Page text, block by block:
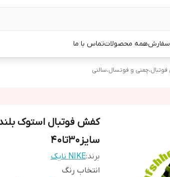
سفارشهمه محصولاتتماس با ما
و فوتسال،سالنی
کفش فوتبال استوک
سایز30تا40
برند:NIKE نایک
انتخاب رنگ